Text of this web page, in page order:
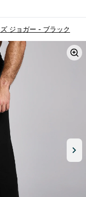
ジョガー - ブラック